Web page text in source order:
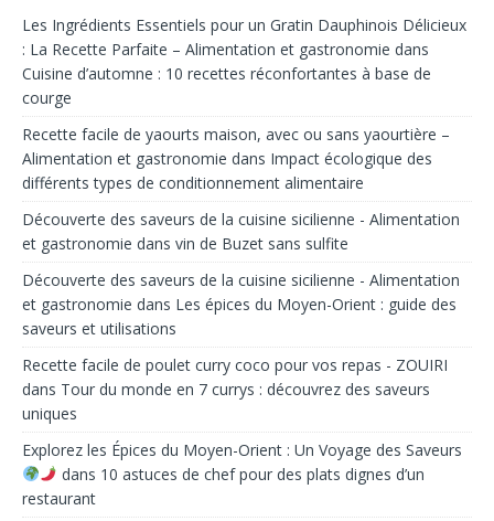
Les Ingrédients Essentiels pour un Gratin Dauphinois Délicieux
: La Recette Parfaite – Alimentation et gastronomie dans
Cuisine d’automne : 10 recettes réconfortantes à base de
courge
Recette facile de yaourts maison, avec ou sans yaourtière –
Alimentation et gastronomie dans Impact écologique des
différents types de conditionnement alimentaire
Découverte des saveurs de la cuisine sicilienne - Alimentation
et gastronomie dans vin de Buzet sans sulfite
Découverte des saveurs de la cuisine sicilienne - Alimentation
et gastronomie dans Les épices du Moyen-Orient : guide des
saveurs et utilisations
Recette facile de poulet curry coco pour vos repas - ZOUIRI
dans Tour du monde en 7 currys : découvrez des saveurs
uniques
Explorez les Épices du Moyen-Orient : Un Voyage des Saveurs
dans 10 astuces de chef pour des plats dignes d’un
restaurant